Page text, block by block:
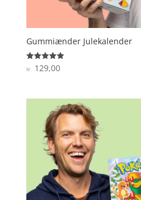
Gummiænder Julekalender
Vurderet
5
kr.129,00